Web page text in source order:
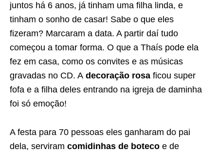
juntos há 6 anos, já tinham uma filha linda, e
tinham o sonho de casar! Sabe o que eles
fizeram? Marcaram a data. A partir daí tudo
começou a tomar forma. O que a Thaís pode ela
fez em casa, como os convites e as músicas
gravadas no CD. A decoração rosa ficou super
fofa e a filha deles entrando na igreja de daminha
foi só emoção!
A festa para 70 pessoas eles ganharam do pai
dela, serviram comidinhas de boteco e de